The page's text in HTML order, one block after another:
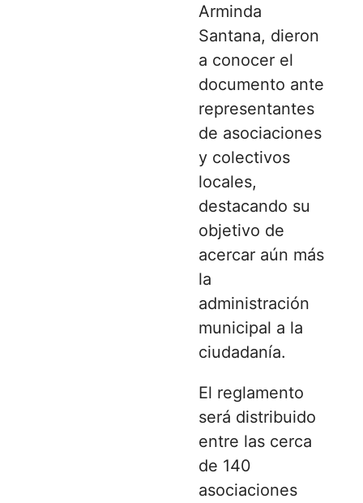
Arminda
Santana, dieron
a conocer el
documento ante
representantes
de asociaciones
y colectivos
locales,
destacando su
objetivo de
acercar aún más
la
administración
municipal a la
ciudadanía.
El reglamento
será distribuido
entre las cerca
de 140
asociaciones